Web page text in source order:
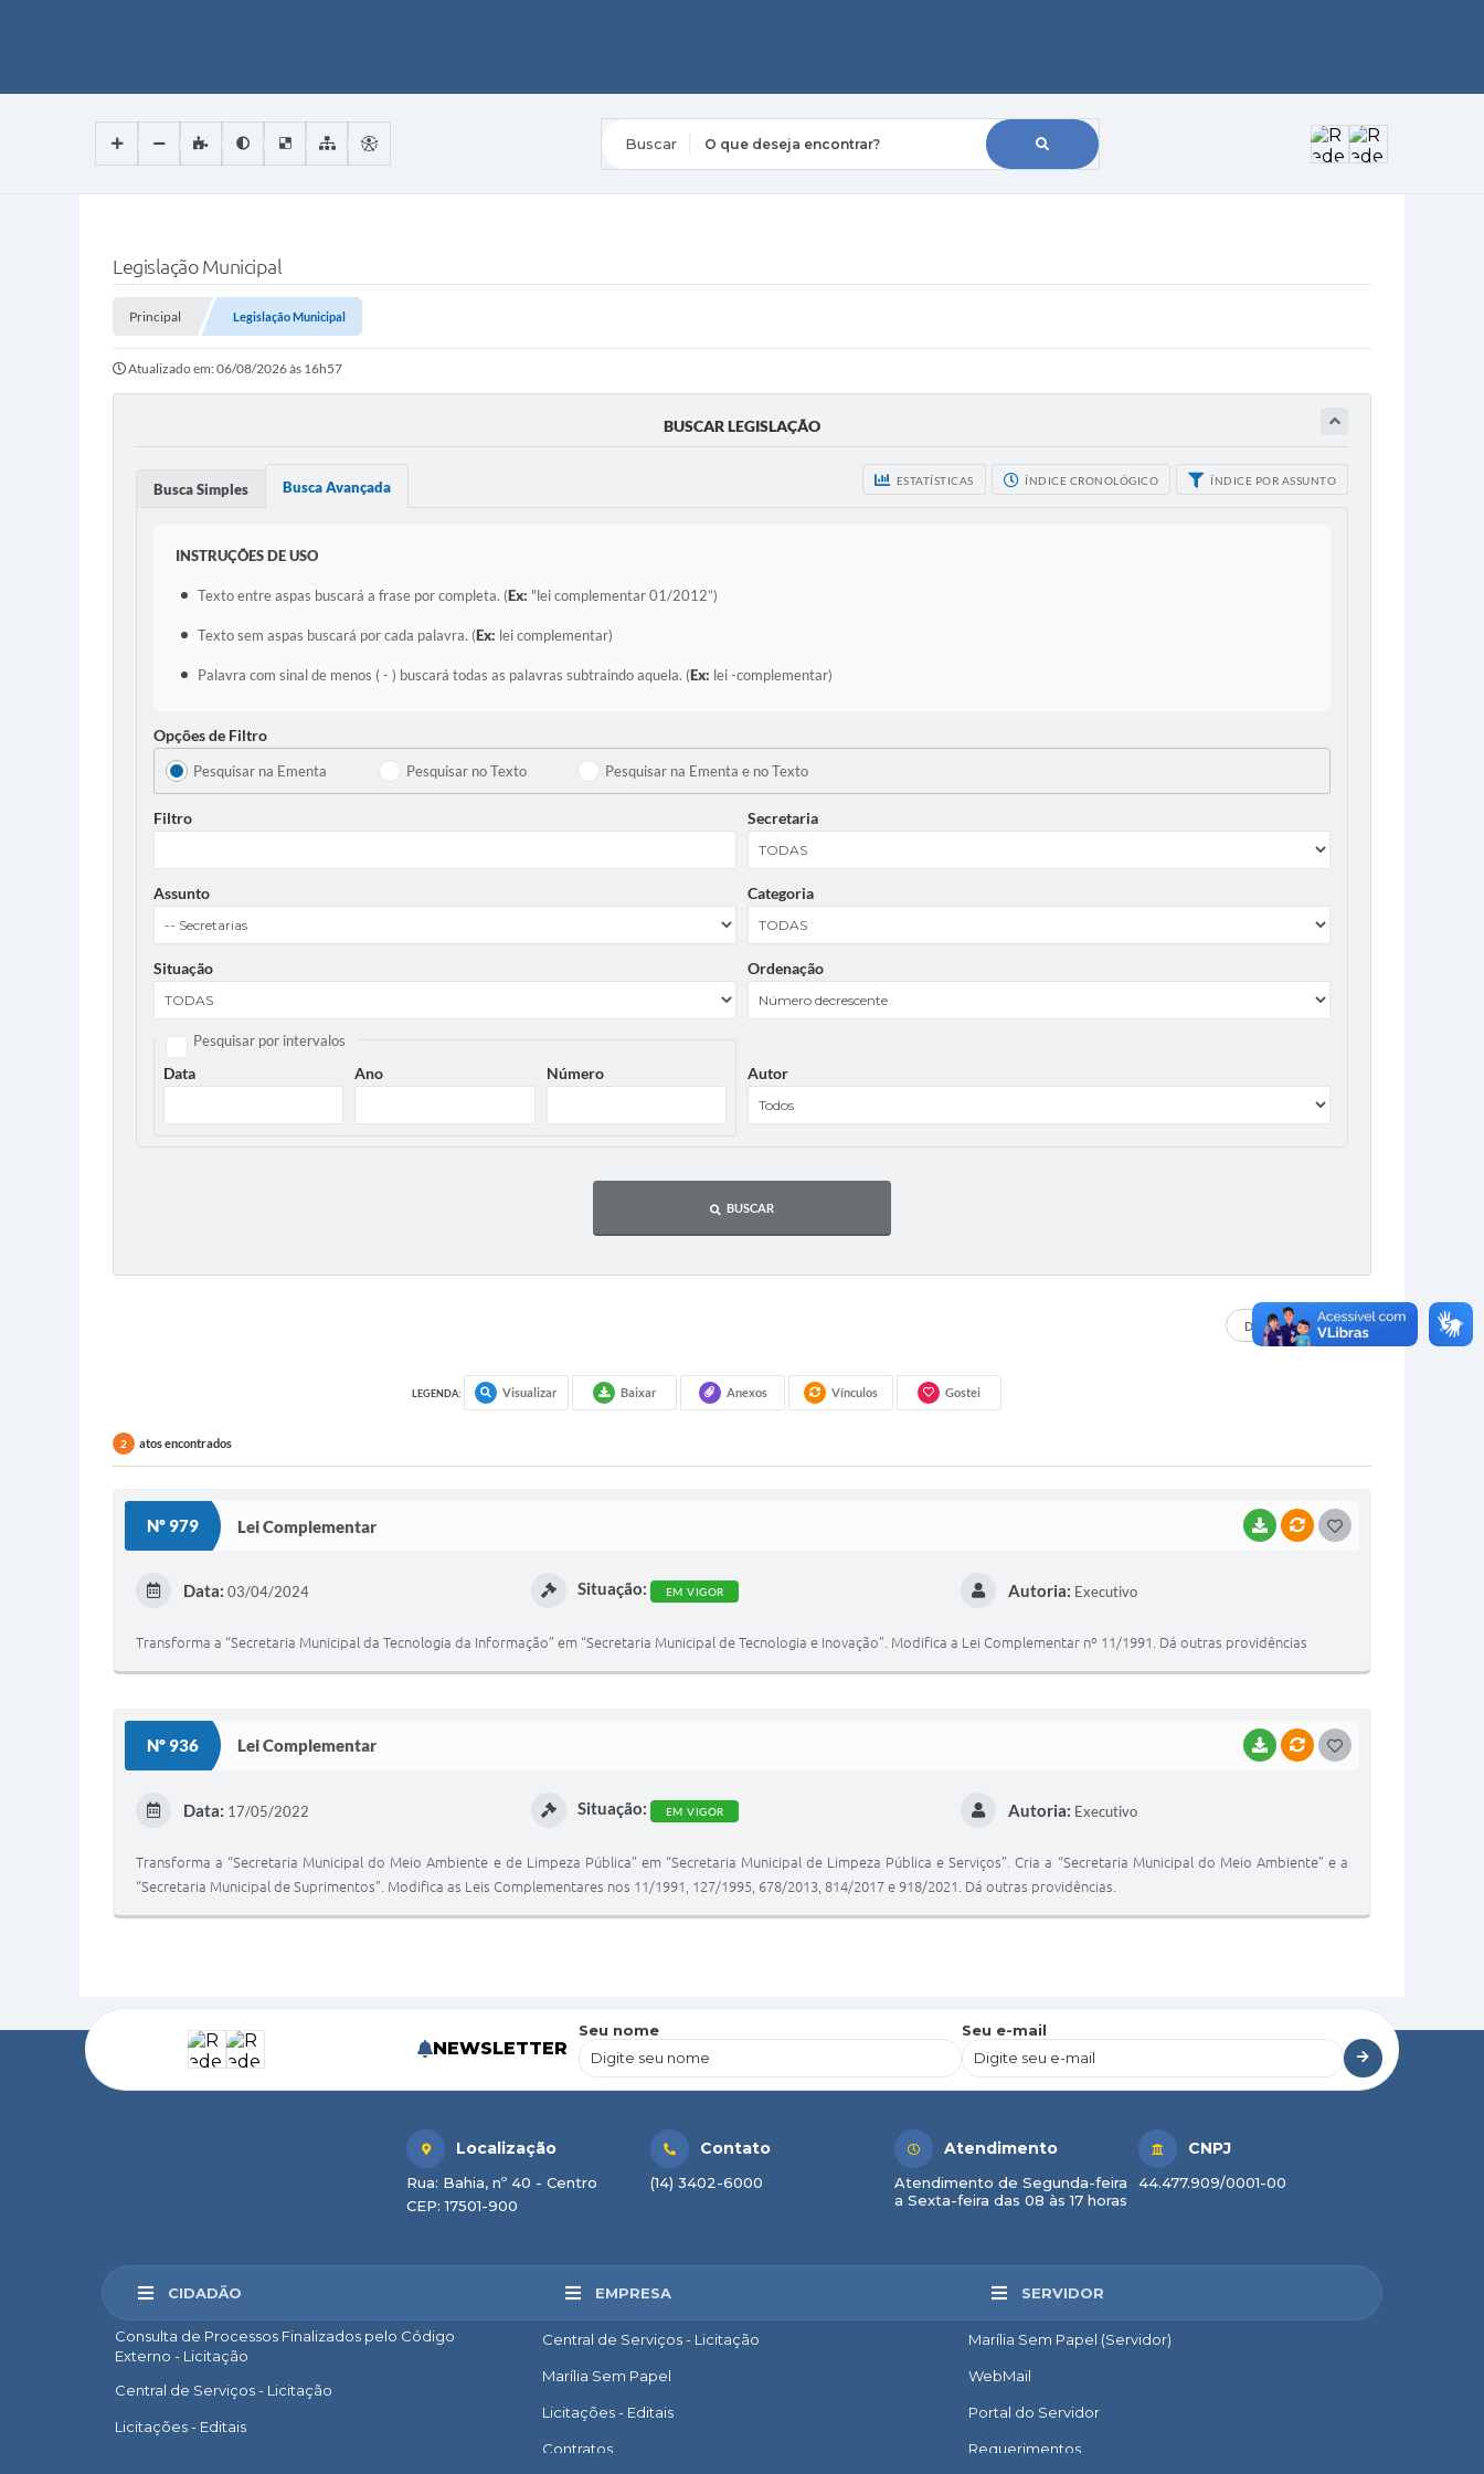
Legislação Municipal
Principal Legislação Municipal
Atualizado em: 06/08/2026 às 16h57
BUSCAR LEGISLAÇÃO
ESTATÍSTICAS ÍNDICE CRONOLÓGICO ÍNDICE POR ASSUNTO
Busca Simples Busca Avançada
INSTRUÇÕES DE USO
Texto entre aspas buscará a frase por completa. (Ex: "lei complementar 01/2012”)
Texto sem aspas buscará por cada palavra. (Ex: lei complementar)
Palavra com sinal de menos ( - ) buscará todas as palavras subtraindo aquela. (Ex: lei -complementar)
Opções de Filtro
Pesquisar na Ementa Pesquisar no Texto Pesquisar na Ementa e no Texto
Filtro Secretaria
Assunto Categoria
Situação Ordenação
Pesquisar por intervalos
Data Ano Número Autor
BUSCAR
DADOS ABERTOS
LEGENDA: Visualizar Baixar Anexos Vínculos Gostei
2 atos encontrados
Nº 979 Lei Complementar BAIXARVÍNCULOS
Data: 03/04/2024 Situação: EM VIGOR Autoria: Executivo
Transforma a “Secretaria Municipal da Tecnologia da Informação” em “Secretaria Municipal de Tecnologia e Inovação”. Modifica a Lei Complementar nº 11/1991. Dá outras providências
Nº 936 Lei Complementar BAIXARVÍNCULOS
I
Data: 17/05/2022 Situação: EM VIGOR Autoria: Executivo
Transforma a “Secretaria Municipal do Meio Ambiente e de Limpeza Pública” em “Secretaria Municipal de Limpeza Pública e Serviços”. Cria a “Secretaria Municipal do Meio Ambiente” e a
“Secretaria Municipal de Suprimentos”. Modifica as Leis Complementares nos 11/1991, 127/1995, 678/2013, 814/2017 e 918/2021. Dá outras providências.
NEWSLETTER
Seu nome Seu e-mail
CIDADÃO
Consulta de Processos Finalizados pelo Código
Externo - Licitação
Central de Serviços - Licitação
Licitações - Editais
EMPRESA
Central de Serviços - Licitação
Marília Sem Papel
Licitações - Editais
Contratos
SERVIDOR
Marília Sem Papel (Servidor)
WebMail
Portal do Servidor
Requerimentos
Localização
Rua: Bahia, nº 40 - Centro
CEP: 17501-900
Contato
(14) 3402-6000
Atendimento
Atendimento de Segunda-feira
a Sexta-feira das 08 às 17 horas
CNPJ
44.477.909/0001-00